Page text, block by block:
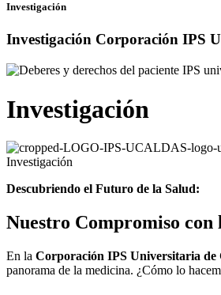
Investigación
Investigación Corporación IPS
Investigación
Investigación
Descubriendo el Futuro de la Salud:
Nuestro Compromiso con
En la Corporación IPS Universitaria de
panorama de la medicina. ¿Cómo lo